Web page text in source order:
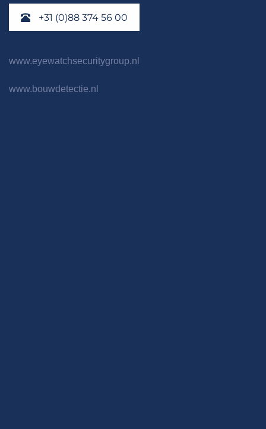
+31 (0)88 374 56 00
www.eyewatchsecuritygroup.nl
www.bouwdetectie.nl